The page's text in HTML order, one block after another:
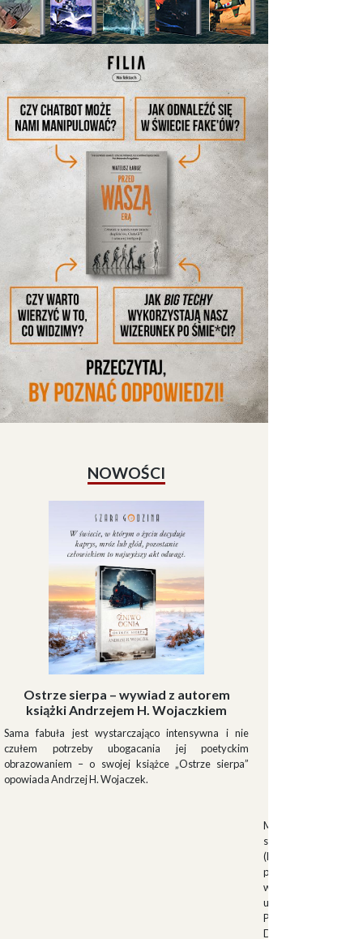
NOWOŚCI
Ostrze sierpa – wywiad z autorem
książki Andrzejem H. Wojaczkiem
Sama fabuła jest wystarczająco intensywna i nie
czułem potrzeby ubogacania jej poetyckim
obrazowaniem – o swojej książce „Ostrze sierpa”
opowiada Andrzej H. Wojaczek.
Muszkieterowie
stanowili elitarną
(Milizia Volontaria
pełniącą rolę
w latach 1923-
uroczystościach
Palazzo Venezia w
Duce.